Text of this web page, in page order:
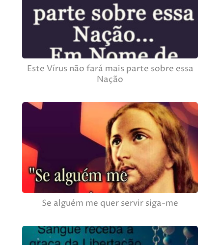
Este Vírus não fará mais parte sobre essa
Nação
Se alguém me quer servir siga-me